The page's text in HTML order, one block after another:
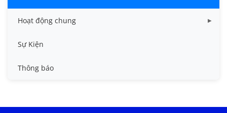
Hoạt động chung
Tin công tác sinh viên
Tin đào tạo
Tin tức chung
Sự Kiện
Thông báo